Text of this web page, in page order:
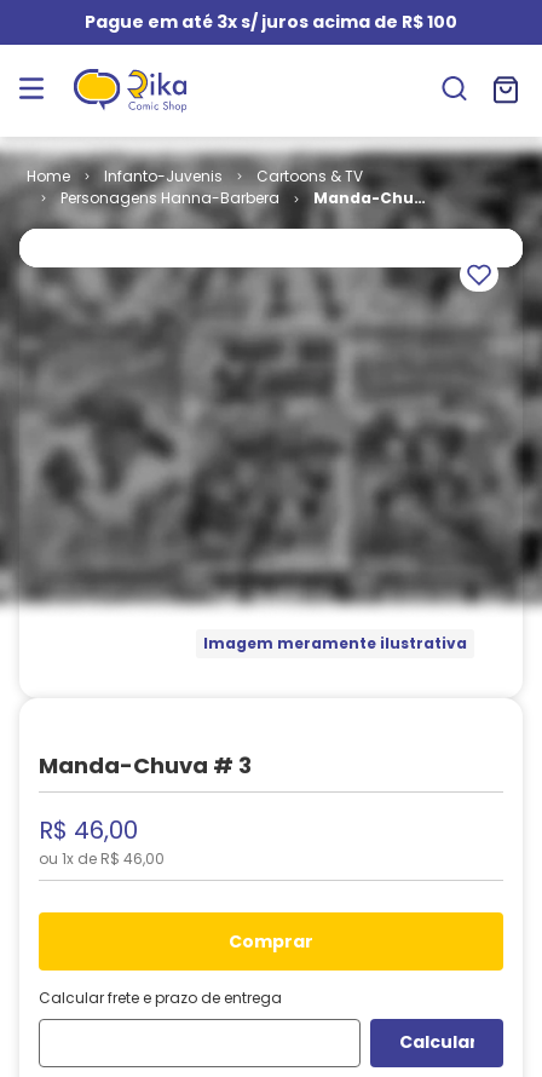
Pague em até 3x s/ juros acima de R$ 100
Infanto-Juvenis
Cartoons & TV
Personagens Hanna-Barbera
Manda-Chuva
Imagem meramente ilustrativa
Manda-Chuva # 3
R$ 46,00
ou 1x de R$ 46,00
comprar
Calcular frete e prazo de entrega